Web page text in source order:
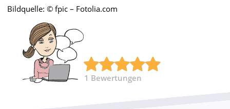
Bildquelle: © fpic – Fotolia.com
1 Bewertungen